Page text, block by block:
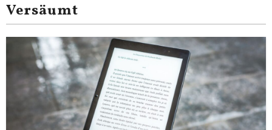
Versäumt